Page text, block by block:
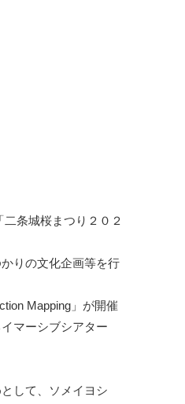
条城桜まつり２０２
りの文化企画等を行
Mapping」が開催
マーシブシアター
して、ソメイヨシ